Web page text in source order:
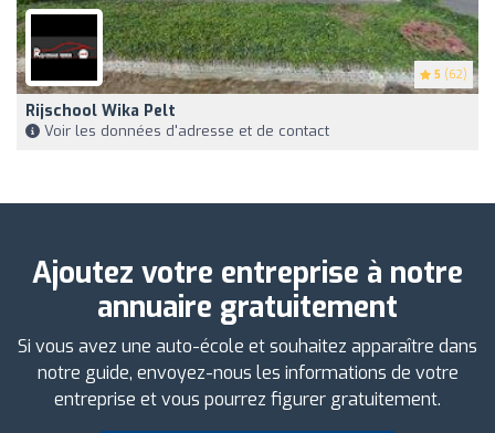
5 (62)
Rijschool Wika Pelt
Voir les données d'adresse et de contact
Ajoutez votre entreprise à notre
annuaire gratuitement
Si vous avez une auto-école et souhaitez apparaître dans
notre guide, envoyez-nous les informations de votre
entreprise et vous pourrez figurer gratuitement.